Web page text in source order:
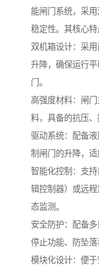
能闸门系统，采
稳定性。其核心特
双机箱设计：采
升降，确保运行
门。
高强度材料：闸
料，具备的抗压、
驱动系统：配备
制闸门的升降，适
智能化控制：支
辑控制器）或远
态监测。
安全防护：配备
停止功能、防坠落
模块化设计：便